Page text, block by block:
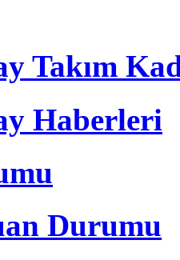
Takım
Haberleri
Durumu